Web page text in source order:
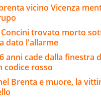
vicino Vicenza
Concini trovato morto
dato l'allarme
anni cade dalla finestra
codice rosso
Brenta e muore, la